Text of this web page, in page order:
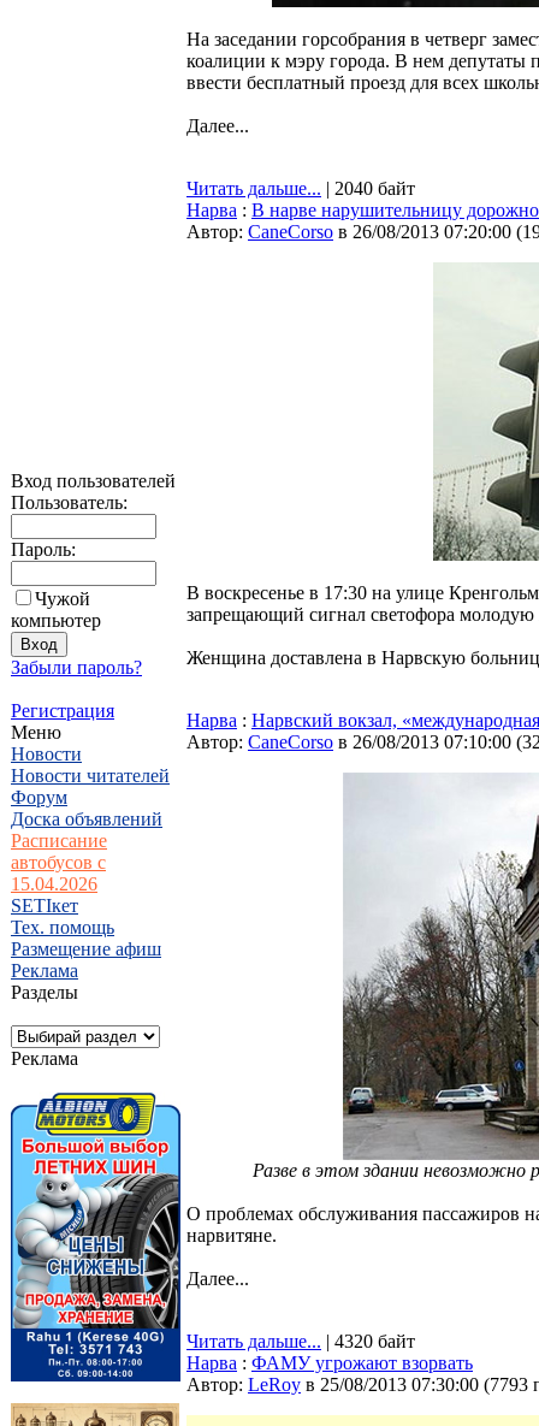
Вход пользователей
Пользователь:
Пароль:
Чужой
компьютер
Забыли пароль?
Регистрация
Меню
Новости
Новости читателей
Форум
Доска объявлений
Расписание
автобусов с
15.04.2026
SETIкет
Тех. помощь
Размещение афиш
Реклама
Разделы
Реклама
На заседании горсобрания в четверг
коалиции к мэру города. В нем депутаты
ввести бесплатный проезд для всех
Далее...
Читать дальше... | 2040 байт
Нарва : В нарве нарушительницу
Автор: CaneCorso в 26/08/2013 07:20:00 (
В воскресенье в 17:30 на улице
запрещающий сигнал светофора
Женщина доставлена в Нарвскую
Нарва : Нарвский вокзал, «международная
Автор: CaneCorso в 26/08/2013 07:10:00 (
Разве в этом здании
О проблемах обслуживания пассажиров
нарвитяне.
Далее...
Читать дальше... | 4320 байт
Нарва : ФАМУ угрожают взорвать
Автор: LeRoy в 25/08/2013 07:30:00 (7793